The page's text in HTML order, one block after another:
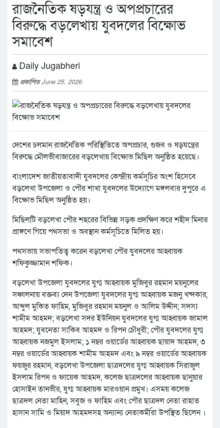
রাজনৈতিক ষড়যন্ত্র ও অপপ্রচারের
বিরুদ্ধে বড়লেখায় যুবদলের বিক্ষোভ
সমাবেশ
Daily Jugabheri
প্রকাশিতJune 25, 2026
দেশের চলমান রাজনৈতিক পরিস্থিতিতে অপপ্রচার, গুজব ও ষড়যন্ত্রের
বিরুদ্ধে মৌলভীবাজারের বড়লেখায় বিক্ষোভ মিছিল অনুষ্ঠিত হয়েছে।
বাংলাদেশ জাতীয়তাবাদী যুবদলের কেন্দ্রীয় কর্মসূচির অংশ হিসেবে
বড়লেখা উপজেলা ও পৌর শাখা যুবদলের উদ্যোগে মঙ্গলবার দুপুরে এ
বিক্ষোভ মিছিল অনুষ্ঠিত হয়।
মিছিলটি বড়লেখা পৌর শহরের বিভিন্ন সড়ক প্রদক্ষিণ করে শহীদ মিনার
প্রাঙ্গণে গিয়ে পথসভা ও অবস্থান কর্মসূচিতে মিলিত হয়।
পথসভায় সভাপতিত্ব করেন বড়লেখা পৌর যুবদলের আহ্বায়ক
শফিকুজ্জামান শফিক।
বড়লেখা উপজেলা যুবদলের যুগ্ম আহ্বায়ক মুজিবুর রহমান ময়নুলের
সঞ্চালনায় বক্তব্য দেন উপজেলা যুবদলের যুগ্ম আহ্বায়ক মজনু খন্দকার,
আব্দুল মুকিত ফাহিম, মুজিবুর রহমান ময়নুল ও আলিম উদ্দীন; সদস্য
শামীম আহমদ; বড়লেখা সদর ইউনিয়ন যুবদলের যুগ্ম আহ্বায়ক জামাল
আহমদ; যুবনেতা সাকিব আহমদ ও রিপন চৌধুরী; পৌর যুবদলের যুগ্ম
আহ্বায়ক নজমুল ইসলাম; ১ নম্বর ওয়ার্ডের আহ্বায়ক ছায়াদ আহমদ, ৩
নম্বর ওয়ার্ডের আহ্বায়ক শামীম আহমদ এবং ৯ নম্বর ওয়ার্ডের আহ্বায়ক
ফয়জুর রহমান, বড়লেখা উপজেলা ছাত্রদলের যুগ্ম আহ্বায়ক সিরাজুল
ইসলাম রিপন ও ফায়েক আহমদ, কলেজ ছাত্রদলের আহ্বায়ক ছানুয়ার
হোসাইন তানভীর, যুগ্ম আহ্বায়ক মারওয়ান প্রমুখ। এসময় কলেজ
ছাত্রদল নেতা মাহিন, সবুজ ও ফাহিম এবং পৌর ছাত্রদল নেতা রাহাত
হাসান সামি ও মিয়াদ আহমদসহ অন্যান্য নেতাকর্মীরা উপস্থিত ছিলেন ।